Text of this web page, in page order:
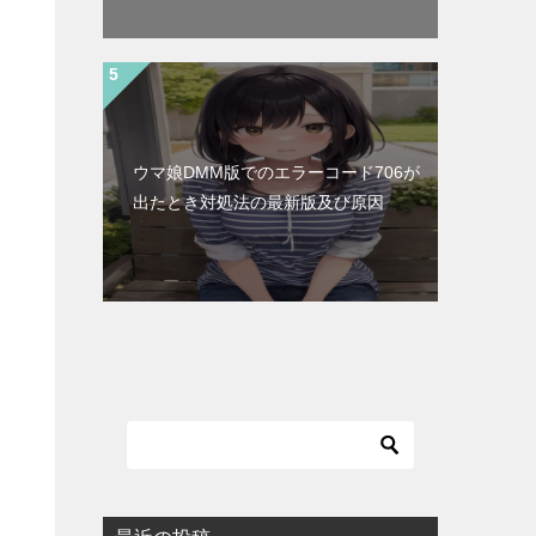
ウマ娘DMM版でのエラーコード706が
出たとき対処法の最新版及び原因